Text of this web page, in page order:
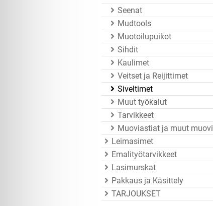
Seenat
Mudtools
Muotoilupuikot
Sihdit
Kaulimet
Veitset ja Reijittimet
Siveltimet
Muut työkalut
Tarvikkeet
Muoviastiat ja muut muovitarvikkeet
Leimasimet
Emalityötarvikkeet
Lasimurskat
Pakkaus ja Käsittely
TARJOUKSET